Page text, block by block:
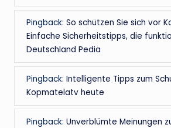
Pingback: So schützen Sie sich vor
Einfache Sicherheitstipps, die
Deutschland Pedia
Pingback: Intelligente Tipps zum
Kopmatelatv heute
Pingback: Unverblümte Meinungen